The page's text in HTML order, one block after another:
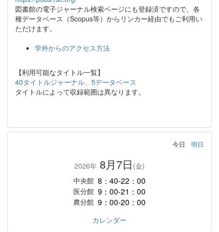
図書館の電子ジャーナル検索ページにも登録済ですので、各
種データベース（Scopus等）からリンカー経由でもご利用い
ただけます。
学外からのアクセス方法
【利用可能なタイトル一覧】
40タイトルジャーナル、5データベース
タイトルによって収録範囲は異なります。
今日 明日
2026年 8月7日 (金)
中央館 8：40-22：00
医分館 9：00-21：00
農分館 9：00-20：00
カレンダー